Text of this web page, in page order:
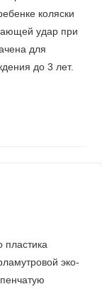
коляски
удар при
для
до 3 лет.
пластика
эко-